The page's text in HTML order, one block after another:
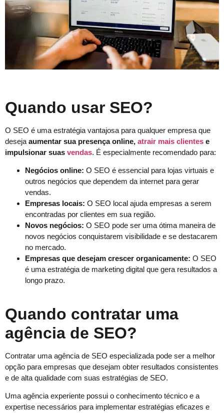
Quando usar SEO?
O SEO é uma estratégia vantajosa para qualquer empresa que
deseja aumentar sua presença online, atrair mais clientes e
impulsionar suas vendas. É especialmente recomendado para:
Negócios online: O SEO é essencial para lojas virtuais e
outros negócios que dependem da internet para gerar
vendas.
Empresas locais: O SEO local ajuda empresas a serem
encontradas por clientes em sua região.
Novos negócios: O SEO pode ser uma ótima maneira de
novos negócios conquistarem visibilidade e se destacarem
no mercado.
Empresas que desejam crescer organicamente: O SEO
é uma estratégia de marketing digital que gera resultados a
longo prazo.
Quando contratar uma
agência de SEO?
Contratar uma agência de SEO especializada pode ser a melhor
opção para empresas que desejam obter resultados consistentes
e de alta qualidade com suas estratégias de SEO.
Uma agência experiente possui o conhecimento técnico e a
expertise necessários para implementar estratégias eficazes e